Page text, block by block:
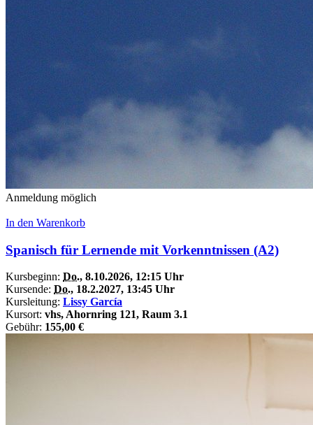
Anmeldung möglich
In den Warenkorb
Spanisch für Lernende mit Vorkenntnissen (A2)
Kursbeginn: Do., 8.10.2026, 12:15 Uhr
Kursende: Do., 18.2.2027, 13:45 Uhr
Kursleitung: Lissy García
Kursort: vhs, Ahornring 121, Raum 3.1
Gebühr: 155,00 €